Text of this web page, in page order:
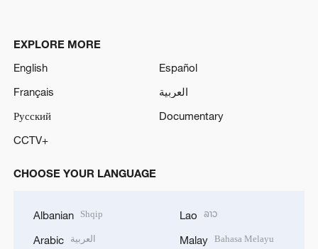
EXPLORE MORE
English
Español
Français
العربية
Русский
Documentary
CCTV+
CHOOSE YOUR LANGUAGE
Albanian Shqip
Arabic العربية
Lao ລາວ
Malay Bahasa Melayu